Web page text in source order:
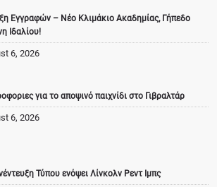
Εγγραφών – Νέο Κλιμάκιο Ακαδημίας, Γήπεδο
Ιδαλίου!
6, 2026
για το αποψινό παιχνίδι στο Γιβραλτάρ
6, 2026
Τύπου ενόψει Λίνκολν Ρεντ Ιμπς